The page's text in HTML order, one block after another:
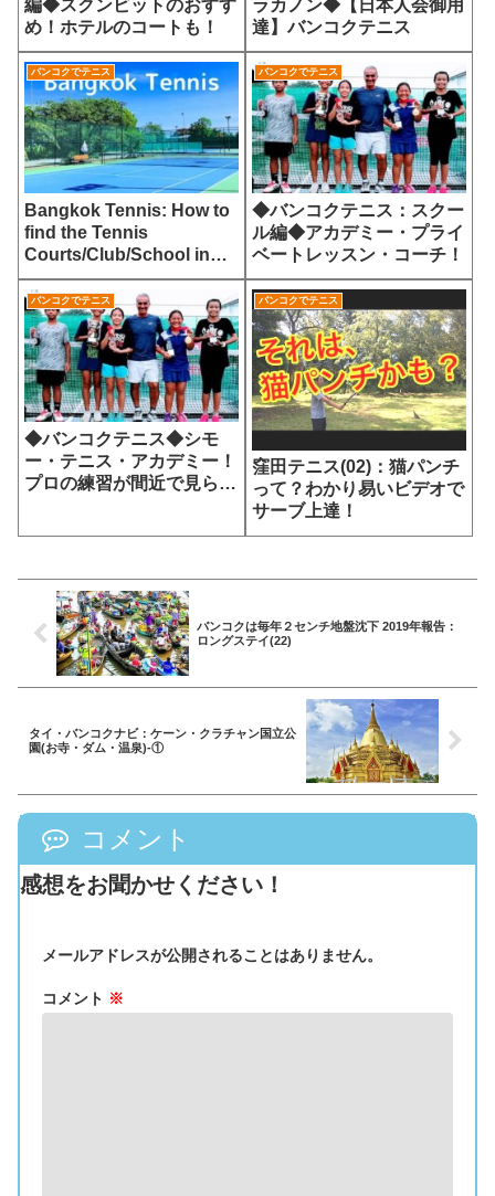
編◆スクンビットのおすす
め！ホテルのコートも！
ラカノン◆【日本人会御用
達】バンコクテニス
バンコクでテニス
Bangkok Tennis: How to
find the Tennis
Courts/Club/School in
Bangkok!
バンコクでテニス
◆バンコクテニス：スクー
ル編◆アカデミー・プライ
ベートレッスン・コーチ！
バンコクでテニス
◆バンコクテニス◆シモ
ー・テニス・アカデミー！
プロの練習が間近で見られ
バンコクでテニス
窪田テニス(02)：猫パンチ
って？わかり易いビデオで
サーブ上達！
バンコクは毎年２センチ地盤沈下 2019年報告：
ロングステイ(22)
タイ・バンコクナビ：ケーン・クラチャン国立公
園(お寺・ダム・温泉)-①
コメント
感想をお聞かせください！
メールアドレスが公開されることはありません。
コメント ※